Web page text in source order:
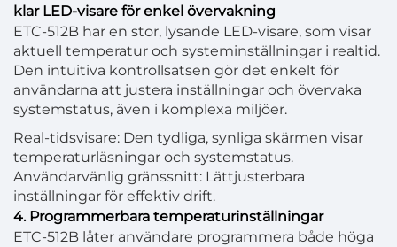
klar LED-visare för enkel övervakning
ETC-512B har en stor, lysande LED-visare, som visar
aktuell temperatur och systeminställningar i realtid.
Den intuitiva kontrollsatsen gör det enkelt för
användarna att justera inställningar och övervaka
systemstatus, även i komplexa miljöer.
Real-tidsvisare: Den tydliga, synliga skärmen visar
temperaturläsningar och systemstatus.
Användarvänlig gränssnitt: Lättjusterbara
inställningar för effektiv drift.
4. Programmerbara temperaturinställningar
ETC-512B låter användare programmera både höga